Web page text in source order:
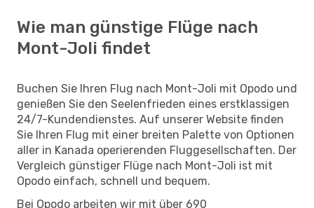
Wie man günstige Flüge nach
Mont-Joli findet
Buchen Sie Ihren Flug nach Mont-Joli mit Opodo und
genießen Sie den Seelenfrieden eines erstklassigen
24/7-Kundendienstes. Auf unserer Website finden
Sie Ihren Flug mit einer breiten Palette von Optionen
aller in Kanada operierenden Fluggesellschaften. Der
Vergleich günstiger Flüge nach Mont-Joli ist mit
Opodo einfach, schnell und bequem.
Bei Opodo arbeiten wir mit über 690